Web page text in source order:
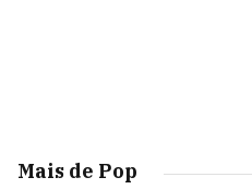
Mais de Pop